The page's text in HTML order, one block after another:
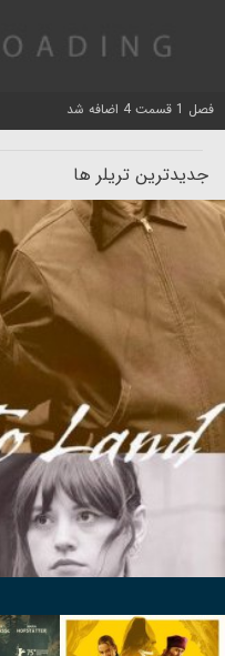
فصل 1 قسمت 4 اضافه شد
جدیدترین تریلر ها